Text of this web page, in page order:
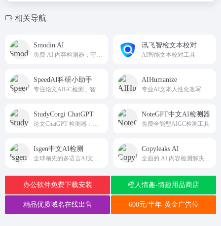
相关导航
Smodin AI 讯飞智检文本校对
AI智能文本校对工具
SpeedAI科研小助手 AIHumanize
StudyCorgi ChatGPT NoteGPT中文AI检测器
免费全能型AIGC检测工具
Isgen中文AI检测 Copyleaks AI
办公软件免费下载安装 橙人情趣-情趣用品商店
精品优质域名在线出售 600元/半年-黄金广告位